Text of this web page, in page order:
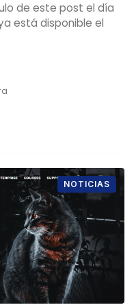
de este post el día
está disponible el
NOTICIAS